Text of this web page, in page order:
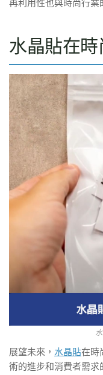
再利用性也與時尚行業
水晶貼在
展望未來， 水晶貼在時
術的進步和消費者需求